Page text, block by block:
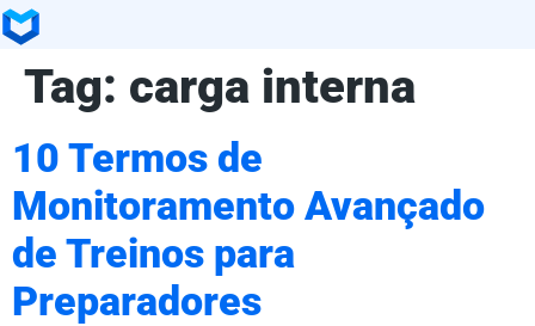
Tag: carga interna
10 Termos de
Monitoramento Avançado
de Treinos para
Preparadores